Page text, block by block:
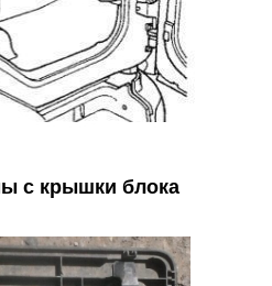
с крышки блока